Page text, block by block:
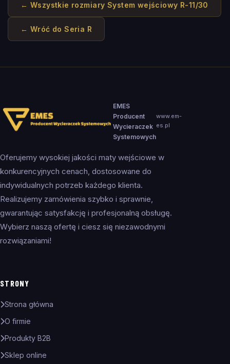
← Wszystkie rozmiary System wejściowy R-11/30
← Wróć doSeria R
EMES
Producent
Wycieraczek
Systemowych
www.em-
es.pl
Oferujemy wysokiej jakości maty wejściowe w
konkurencyjnych cenach, dostosowane do
indywidualnych potrzeb każdego klienta.
Realizujemy zamówienia szybko i sprawnie,
gwarantując satysfakcję i profesjonalną obsługę.
Wybierz naszą ofertę i ciesz się niezawodnymi
rozwiązaniami!
STRONY
Strona główna
O firmie
Produkty B2B
Sklep online